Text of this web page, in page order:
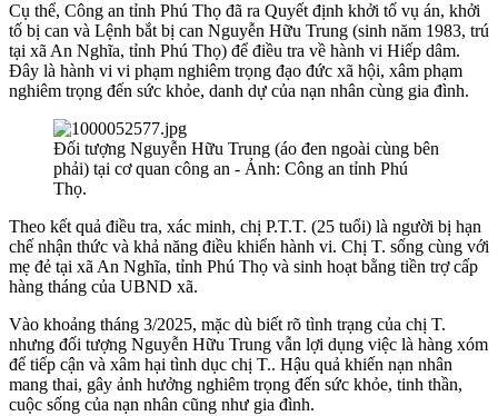
Cụ thể, Công an tỉnh Phú Thọ đã ra Quyết định khởi tố vụ án, khởi
tố bị can và Lệnh bắt bị can Nguyễn Hữu Trung (sinh năm 1983, trú
tại xã An Nghĩa, tỉnh Phú Thọ) để điều tra về hành vi Hiếp dâm.
Đây là hành vi vi phạm nghiêm trọng đạo đức xã hội, xâm phạm
nghiêm trọng đến sức khỏe, danh dự của nạn nhân cùng gia đình.
Đối tượng Nguyễn Hữu Trung (áo đen ngoài cùng bên
phải) tại cơ quan công an - Ảnh: Công an tỉnh Phú
Thọ.
Theo kết quả điều tra, xác minh, chị P.T.T. (25 tuổi) là người bị hạn
chế nhận thức và khả năng điều khiển hành vi. Chị T. sống cùng với
mẹ đẻ tại xã An Nghĩa, tỉnh Phú Thọ và sinh hoạt bằng tiền trợ cấp
hàng tháng của UBND xã.
Vào khoảng tháng 3/2025, mặc dù biết rõ tình trạng của chị T.
nhưng đối tượng Nguyễn Hữu Trung vẫn lợi dụng việc là hàng xóm
để tiếp cận và xâm hại tình dục chị T.. Hậu quả khiến nạn nhân
mang thai, gây ảnh hưởng nghiêm trọng đến sức khỏe, tinh thần,
cuộc sống của nạn nhân cũng như gia đình.